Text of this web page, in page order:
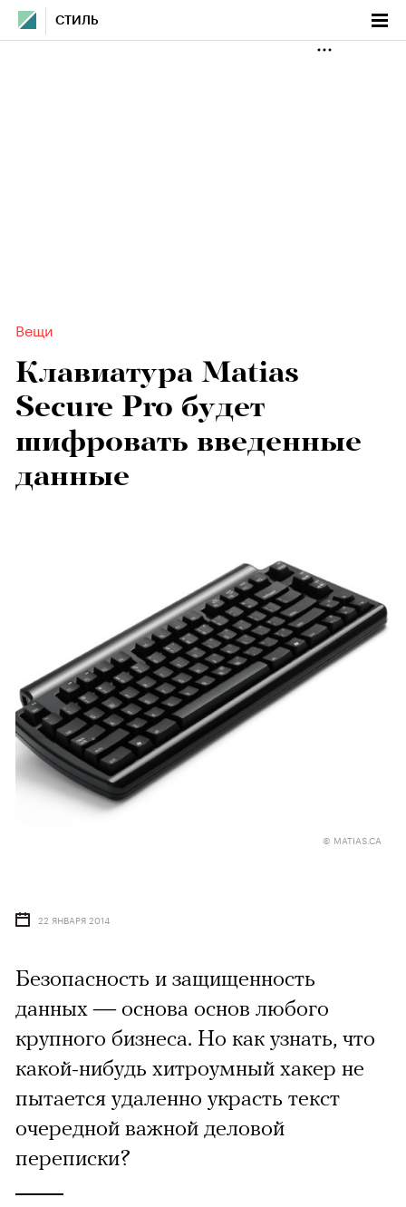
СТИЛЬ
Вещи
Клавиатура Matias
Secure Pro будет
шифровать введенные
данные
© MATIAS.CA
22 ЯНВАРЯ 2014
Безопасность и защищенность
данных — основа основ любого
крупного бизнеса. Но как узнать, что
какой-нибудь хитроумный хакер не
пытается удаленно украсть текст
очередной важной деловой
переписки?